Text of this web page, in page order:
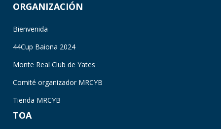
ORGANIZACIÓN
Bienvenida
44Cup Baiona 2024
Monte Real Club de Yates
Comité organizador MRCYB
Tienda MRCYB
TOA